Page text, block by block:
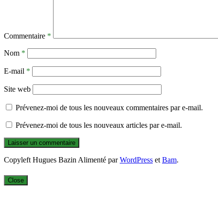
Commentaire *
Nom *
E-mail *
Site web
Prévenez-moi de tous les nouveaux commentaires par e-mail.
Prévenez-moi de tous les nouveaux articles par e-mail.
Copyleft Hugues Bazin Alimenté parWordPress et Bam.
Close